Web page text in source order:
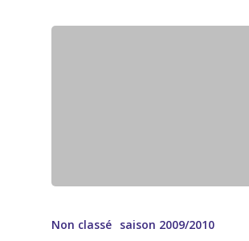
Non classé saison 2009/2010